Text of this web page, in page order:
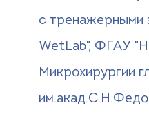
с тренажерными
WetLab", ФГАУ
Микрохирургии